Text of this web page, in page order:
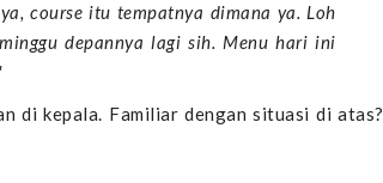
course itu tempatnya dimana ya. Loh
depannya lagi sih. Menu hari ini
di kepala. Familiar dengan situasi di atas?